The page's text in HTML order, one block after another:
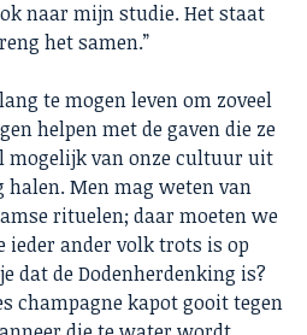
naar mijn studie. Het staat
het samen.”
te mogen leven om zoveel
helpen met de gaven die ze
mogelijk van onze cultuur uit
halen. Men mag weten van
rituelen; daar moeten we
ieder ander volk trots is op
dat de Dodenherdenking is?
champagne kapot gooit tegen